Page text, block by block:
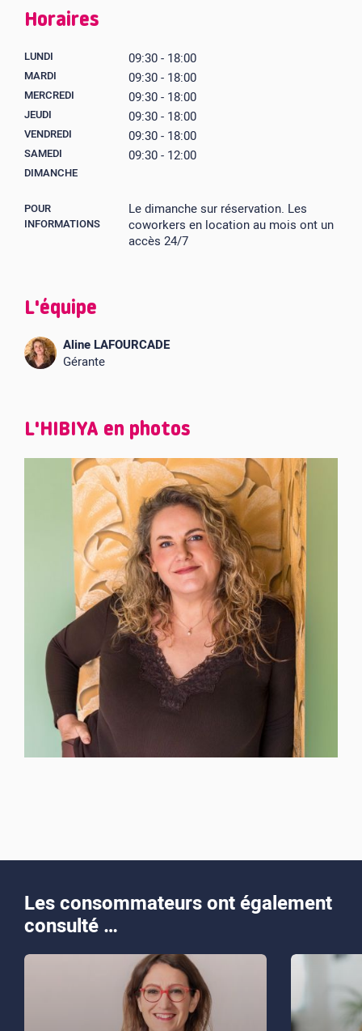
Horaires
LUNDI 09:30 - 18:00
MARDI 09:30 - 18:00
MERCREDI 09:30 - 18:00
JEUDI 09:30 - 18:00
VENDREDI 09:30 - 18:00
SAMEDI 09:30 - 12:00
DIMANCHE
POUR
INFORMATIONS
Le dimanche sur réservation. Les
coworkers en location au mois ont un
accès 24/7
L'équipe
Aline LAFOURCADE
Gérante
L'HIBIYA en photos
Les consommateurs ont également
consulté …